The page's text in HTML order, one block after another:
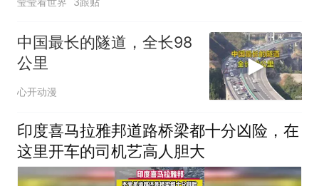
中国最长的隧道，全长98
公里
心开动漫
印度喜马拉雅邦道路桥梁都十分凶险，在
这里开车的司机艺高人胆大